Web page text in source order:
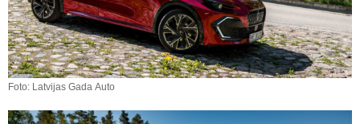
Foto: Latvijas Gada Auto